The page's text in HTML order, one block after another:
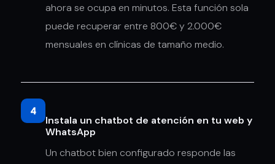
ahora se ocupa en minutos. Esta función sola
puede recuperar entre 800€ y 2.000€
mensuales en clínicas de tamaño medio.
4
Instala un chatbot de atención en tu web y
WhatsApp
Un chatbot bien configurado responde las